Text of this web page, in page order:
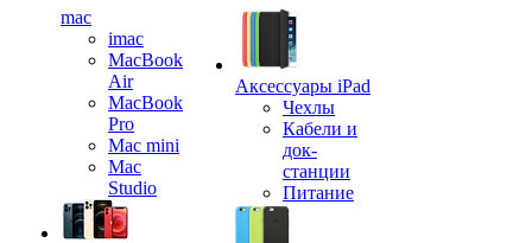
mac
imac
MacBook
Air
MacBook
Pro
Mac mini
Mac
Studio
Аксессуары iPad
Чехлы
Кабели и
док-
станции
Питание